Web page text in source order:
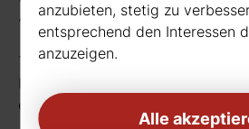
44149 Dortmund
Telefon:0231 656677
Fax: 0231 656990
eMail:
anzubieten, stetig zu
entsprechend den Interessen
anzuzeigen.
Alle